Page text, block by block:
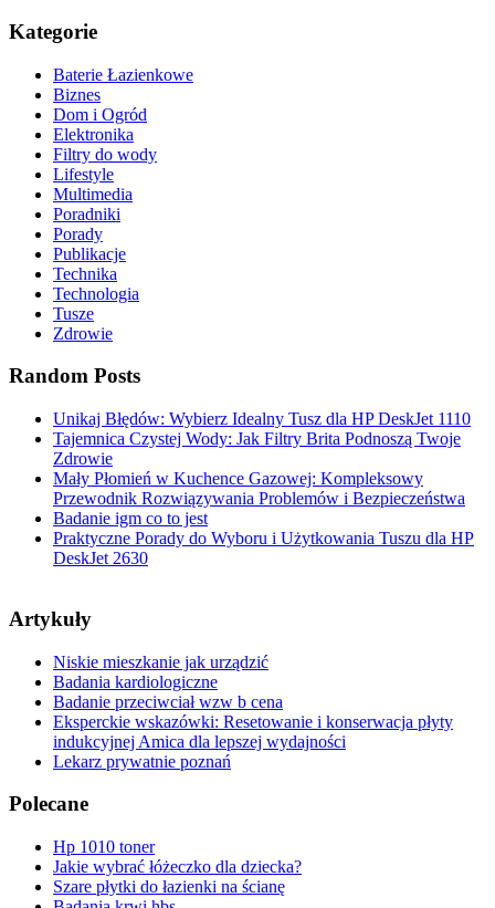
Kategorie
Baterie Łazienkowe
Biznes
Dom i Ogród
Elektronika
Filtry do wody
Lifestyle
Multimedia
Poradniki
Porady
Publikacje
Technika
Technologia
Tusze
Zdrowie
Random Posts
Unikaj Błędów: Wybierz Idealny Tusz dla HP DeskJet 1110
Tajemnica Czystej Wody: Jak Filtry Brita Podnoszą Twoje
Zdrowie
Mały Płomień w Kuchence Gazowej: Kompleksowy
Przewodnik Rozwiązywania Problemów i Bezpieczeństwa
Badanie igm co to jest
Praktyczne Porady do Wyboru i Użytkowania Tuszu dla HP
DeskJet 2630
Artykuły
Niskie mieszkanie jak urządzić
Badania kardiologiczne
Badanie przeciwciał wzw b cena
Eksperckie wskazówki: Resetowanie i konserwacja płyty
indukcyjnej Amica dla lepszej wydajności
Lekarz prywatnie poznań
Polecane
Hp 1010 toner
Jakie wybrać łóżeczko dla dziecka?
Szare płytki do łazienki na ścianę